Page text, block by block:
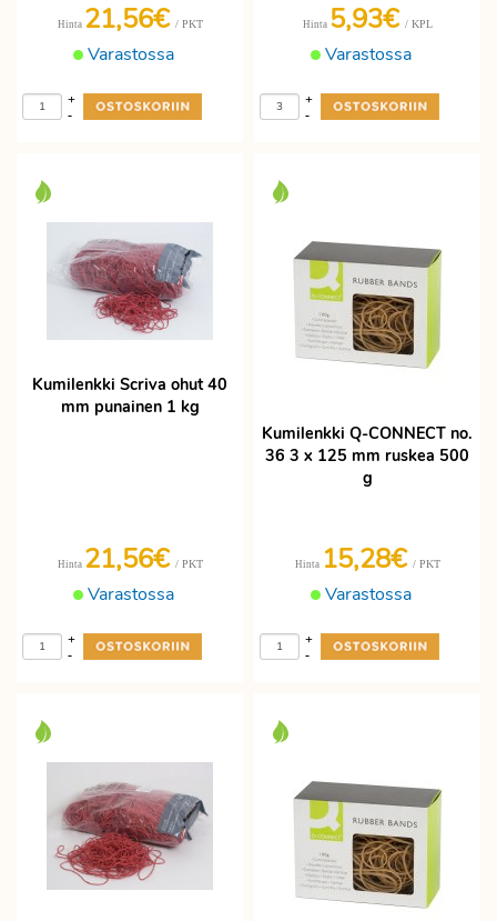
Varastossa
Hinta 21,56€ / PKT
-
+
Varastossa
Hinta 5,93€ / KPL
-
+
Kumilenkki Scriva ohut 40
mm punainen 1 kg
Varastossa
Hinta 21,56€ / PKT
-
+
Kumilenkki Q-CONNECT no.
36 3 x 125 mm ruskea 500
g
Varastossa
Hinta 15,28€ / PKT
-
+